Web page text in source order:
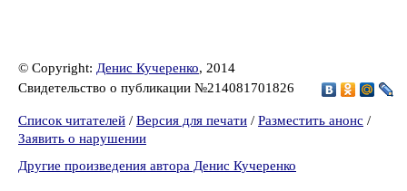
© Copyright: Денис Кучеренко, 2014
Свидетельство о публикации №214081701826
Список читателей / Версия для печати / Разместить анонс /
Заявить о нарушении
Другие произведения автора Денис Кучеренко